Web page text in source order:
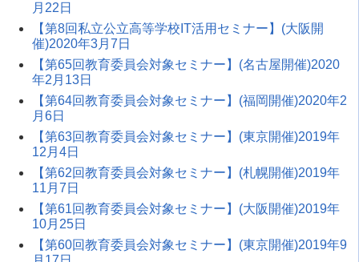
月22日
【第8回私立公立高等学校IT活用セミナー】(大阪開
催)2020年3月7日
【第65回教育委員会対象セミナー】(名古屋開催)2020
年2月13日
【第64回教育委員会対象セミナー】(福岡開催)2020年2
月6日
【第63回教育委員会対象セミナー】(東京開催)2019年
12月4日
【第62回教育委員会対象セミナー】(札幌開催)2019年
11月7日
【第61回教育委員会対象セミナー】(大阪開催)2019年
10月25日
【第60回教育委員会対象セミナー】(東京開催)2019年9